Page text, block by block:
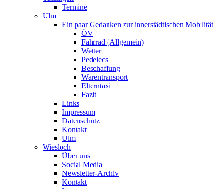
Termine
Ulm
Ein paar Gedanken zur innerstädtischen Mobilität
ÖV
Fahrrad (Allgemein)
Wetter
Pedelecs
Beschaffung
Warentransport
Elterntaxi
Fazit
Links
Impressum
Datenschutz
Kontakt
Ulm
Wiesloch
Über uns
Social Media
Newsletter-Archiv
Kontakt